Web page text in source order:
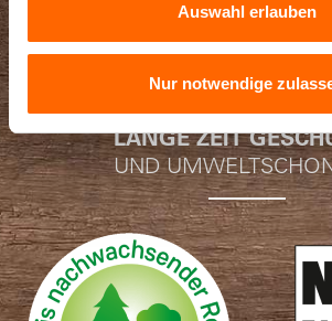
Auswahl erlauben
Nur notwendige
LANGE ZEIT
UND